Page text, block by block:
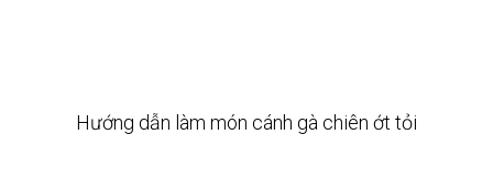
Hướng dẫn làm món cánh gà chiên ớt tỏi